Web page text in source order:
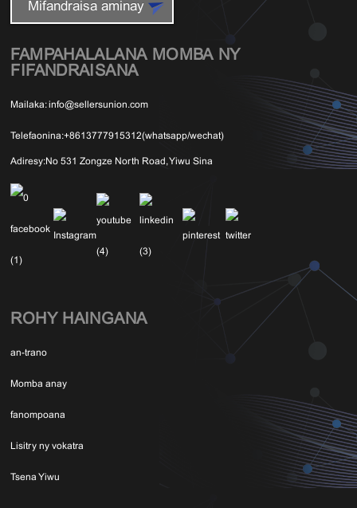
Mifandraisa aminay
FAMPAHALALANA MOMBA NY
FIFANDRAISANA
Mailaka: info@sellersunion.com
Telefaonina:+8613777915312(whatsapp/wechat)
Adiresy:No 531 Zongze North Road, Yiwu Sina
ROHY HAINGANA
an-trano
Momba anay
fanompoana
Lisitry ny vokatra
Tsena Yiwu